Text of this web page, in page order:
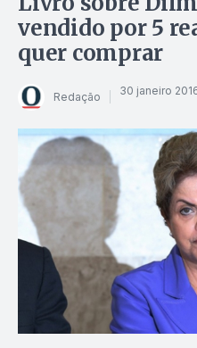
vendido por 5
quer comprar
Redação 30 janeiro